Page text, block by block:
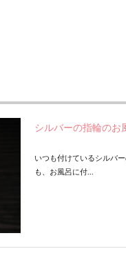
シルバーの指輪のお
いつも付けているシルバ
も、お風呂に付...